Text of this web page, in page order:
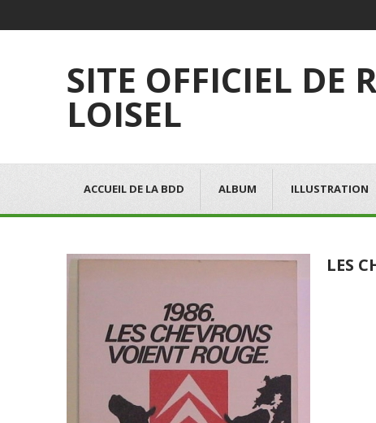
SITE OFFICIEL DE
LOISEL
ACCUEIL DE LA BDD ALBUM ILLUSTRATION
LES